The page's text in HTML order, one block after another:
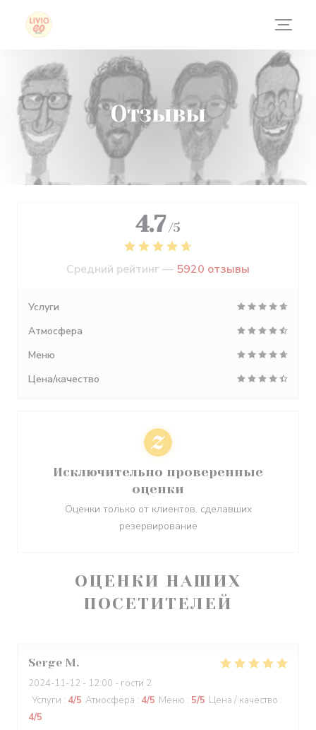
Панель управления cookies
Отзывы
ОЦЕНКИ НАШИХ
ПОСЕТИТЕЛЕЙ
Serge M
2024-11-12 - 12:00 - гости 2
Услуги : 4/5 Атмосфера : 4/5 Меню : 5/5 Цена / качество :
4/5
4.7 /5
Средний рейтинг — 5920 отзывы
Услуги
Атмосфера
Меню
Цена/качество
Исключительно проверенные
оценки
Оценки только от клиентов, сделавших
резервирование